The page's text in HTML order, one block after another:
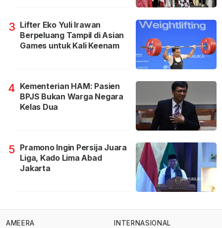
3 Lifter Eko Yuli Irawan
Berpeluang Tampil di Asian
Games untuk Kali Keenam
4 Kementerian HAM: Pasien
BPJS Bukan Warga Negara
Kelas Dua
5 Pramono Ingin Persija Juara
Liga, Kado Lima Abad
Jakarta
AMEERA INTERNASIONAL